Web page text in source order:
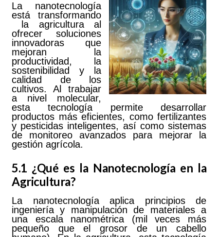
La nanotecnología
está transformando
la agricultura al
ofrecer soluciones
innovadoras que
mejoran la
productividad, la
sostenibilidad y la
calidad de los
cultivos. Al trabajar
a nivel molecular,
esta tecnología permite desarrollar
productos más eficientes, como fertilizantes
y pesticidas inteligentes, así como sistemas
de monitoreo avanzados para mejorar la
gestión agrícola.
5.1 ¿Qué es la Nanotecnología en la
Agricultura?
La nanotecnología aplica principios de
ingeniería y manipulación de materiales a
una escala nanométrica (mil veces más
pequeño que el grosor de un cabello